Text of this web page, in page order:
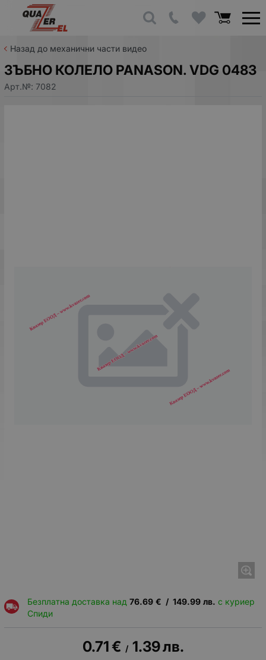
Назад до механични части видео
ЗЪБНО КОЛЕЛО PANASON. VDG 0483
Арт.№: 7082
Безплатна доставка над 76.69 € / 149.99 лв. с куриер
Спиди
0.71€ / 1.39лв.